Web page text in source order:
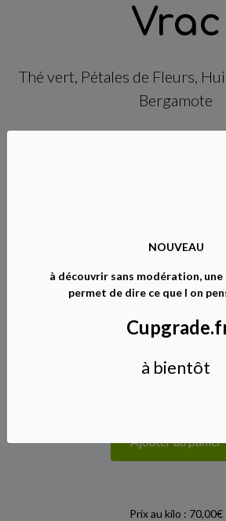
Vrac
Thé vert, Pétales de Fleurs,
Bergamote
essentielle de bergamote.
Type(s) d'infusion(s) :
Disponibilité : En stock, livraison
6,50€ TTC
Ajouter au panier
Prix au kilo : 70,00€
NOUVEAU
à découvrir sans modération,
permet de dire ce que l on
à bientôt